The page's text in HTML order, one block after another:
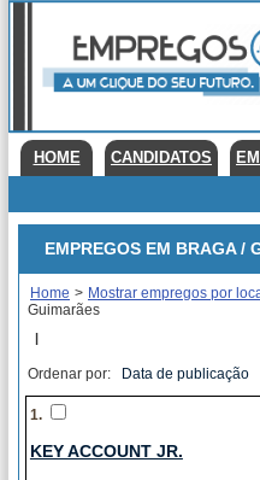
HOME CANDIDATOS
EMPREGOS EM BRAGA /
Home > Mostrar empregos por
Guimarães
|
Ordenar por: Data de publicação
1.
KEY ACCOUNT JR.